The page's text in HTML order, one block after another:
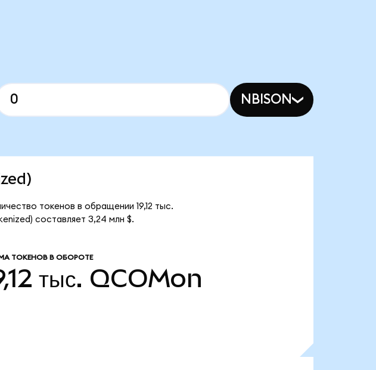
NBISON
токенов в обращении 19,12 тыс.
составляет 3,24 млн $.
ТОКЕНОВ В ОБОРОТЕ
тыс. QCOMon